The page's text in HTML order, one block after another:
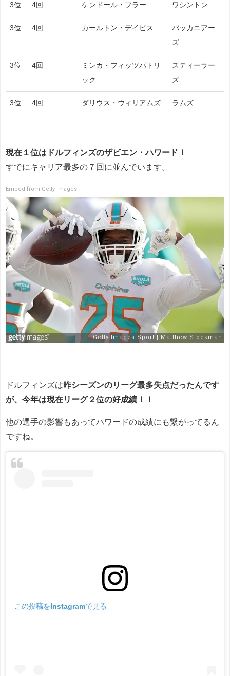
3位 4回 ケンドール・フラー ワシントン
3位 4回 カールトン・デイビス
バッカニアー
ズ
3位 4回
ミンカ・フィッツパトリ
ック
スティーラー
ズ
3位 4回 ダリウス・ウィリアムズ ラムズ
現在１位はドルフィンズのザビエン・ハワード！
すでにキャリア最多の７回に並んでいます。
Embed from Getty Images
ドルフィンズは昨シーズンのリーグ最多失点だったんです
が、今年は現在リーグ２位の好成績！！
他の選手の影響もあってハワードの成績にも繋がってるん
ですね。
この投稿をInstagramで見る